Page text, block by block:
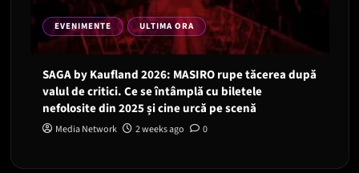
EVENIMENTE ULTIMA ORA
SAGA by Kaufland 2026: MASIRO rupe tăcerea după
valul de critici. Ce se întâmplă cu biletele
nefolosite din 2025 și cine urcă pe scenă
Media Network 2 weeks ago 0